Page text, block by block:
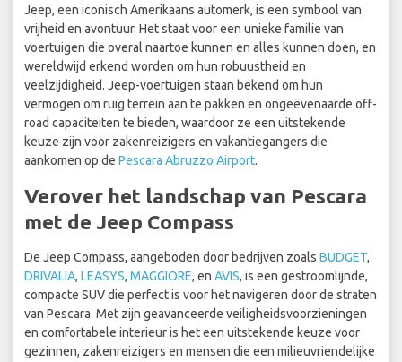
Jeep, een iconisch Amerikaans automerk, is een symbool van
vrijheid en avontuur. Het staat voor een unieke familie van
voertuigen die overal naartoe kunnen en alles kunnen doen, en
wereldwijd erkend worden om hun robuustheid en
veelzijdigheid. Jeep-voertuigen staan bekend om hun
vermogen om ruig terrein aan te pakken en ongeëvenaarde off-
road capaciteiten te bieden, waardoor ze een uitstekende
keuze zijn voor zakenreizigers en vakantiegangers die
aankomen op de Pescara Abruzzo Airport.
Verover het landschap van Pescara
met de Jeep Compass
De Jeep Compass, aangeboden door bedrijven zoals BUDGET,
DRIVALIA, LEASYS, MAGGIORE, en AVIS, is een gestroomlijnde,
compacte SUV die perfect is voor het navigeren door de straten
van Pescara. Met zijn geavanceerde veiligheidsvoorzieningen
en comfortabele interieur is het een uitstekende keuze voor
gezinnen, zakenreizigers en mensen die een milieuvriendelijke